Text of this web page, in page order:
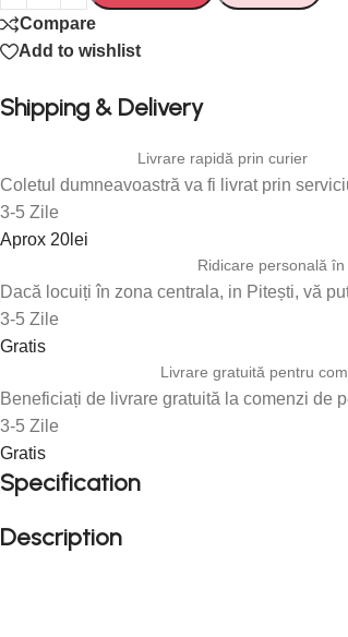
Compare
Add to wishlist
Shipping & Delivery
Livrare rapidă prin curier
Coletul dumneavoastră va fi livrat prin
3-5 Zile
Aprox 20lei
Ridicare personală în
Dacă locuiți în zona centrala, in Pitești, vă
3-5 Zile
Gratis
Livrare gratuită pentru
Beneficiați de livrare gratuită la comenzi de
3-5 Zile
Gratis
Specification
Description